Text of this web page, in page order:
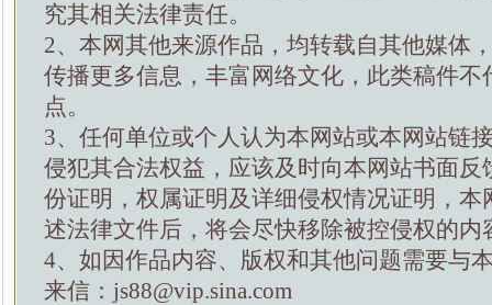
究其相关法律责任。
2、本网其他来源作品，均转载自其他媒体
传播更多信息，丰富网络文化，此类稿件不
点。
3、任何单位或个人认为本网站或本网站链
侵犯其合法权益，应该及时向本网站书面反
份证明，权属证明及详细侵权情况证明，本
述法律文件后，将会尽快移除被控侵权的内
4、如因作品内容、版权和其他问题需要与
来信：js88@vip.sina.com